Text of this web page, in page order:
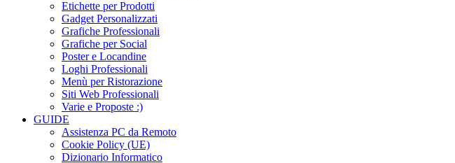
Etichette per Prodotti
Gadget Personalizzati
Grafiche Professionali
Grafiche per Social
Poster e Locandine
Loghi Professionali
Menù per Ristorazione
Siti Web Professionali
Varie e Proposte :)
GUIDE
Assistenza PC da Remoto
Cookie Policy (UE)
Dizionario Informatico